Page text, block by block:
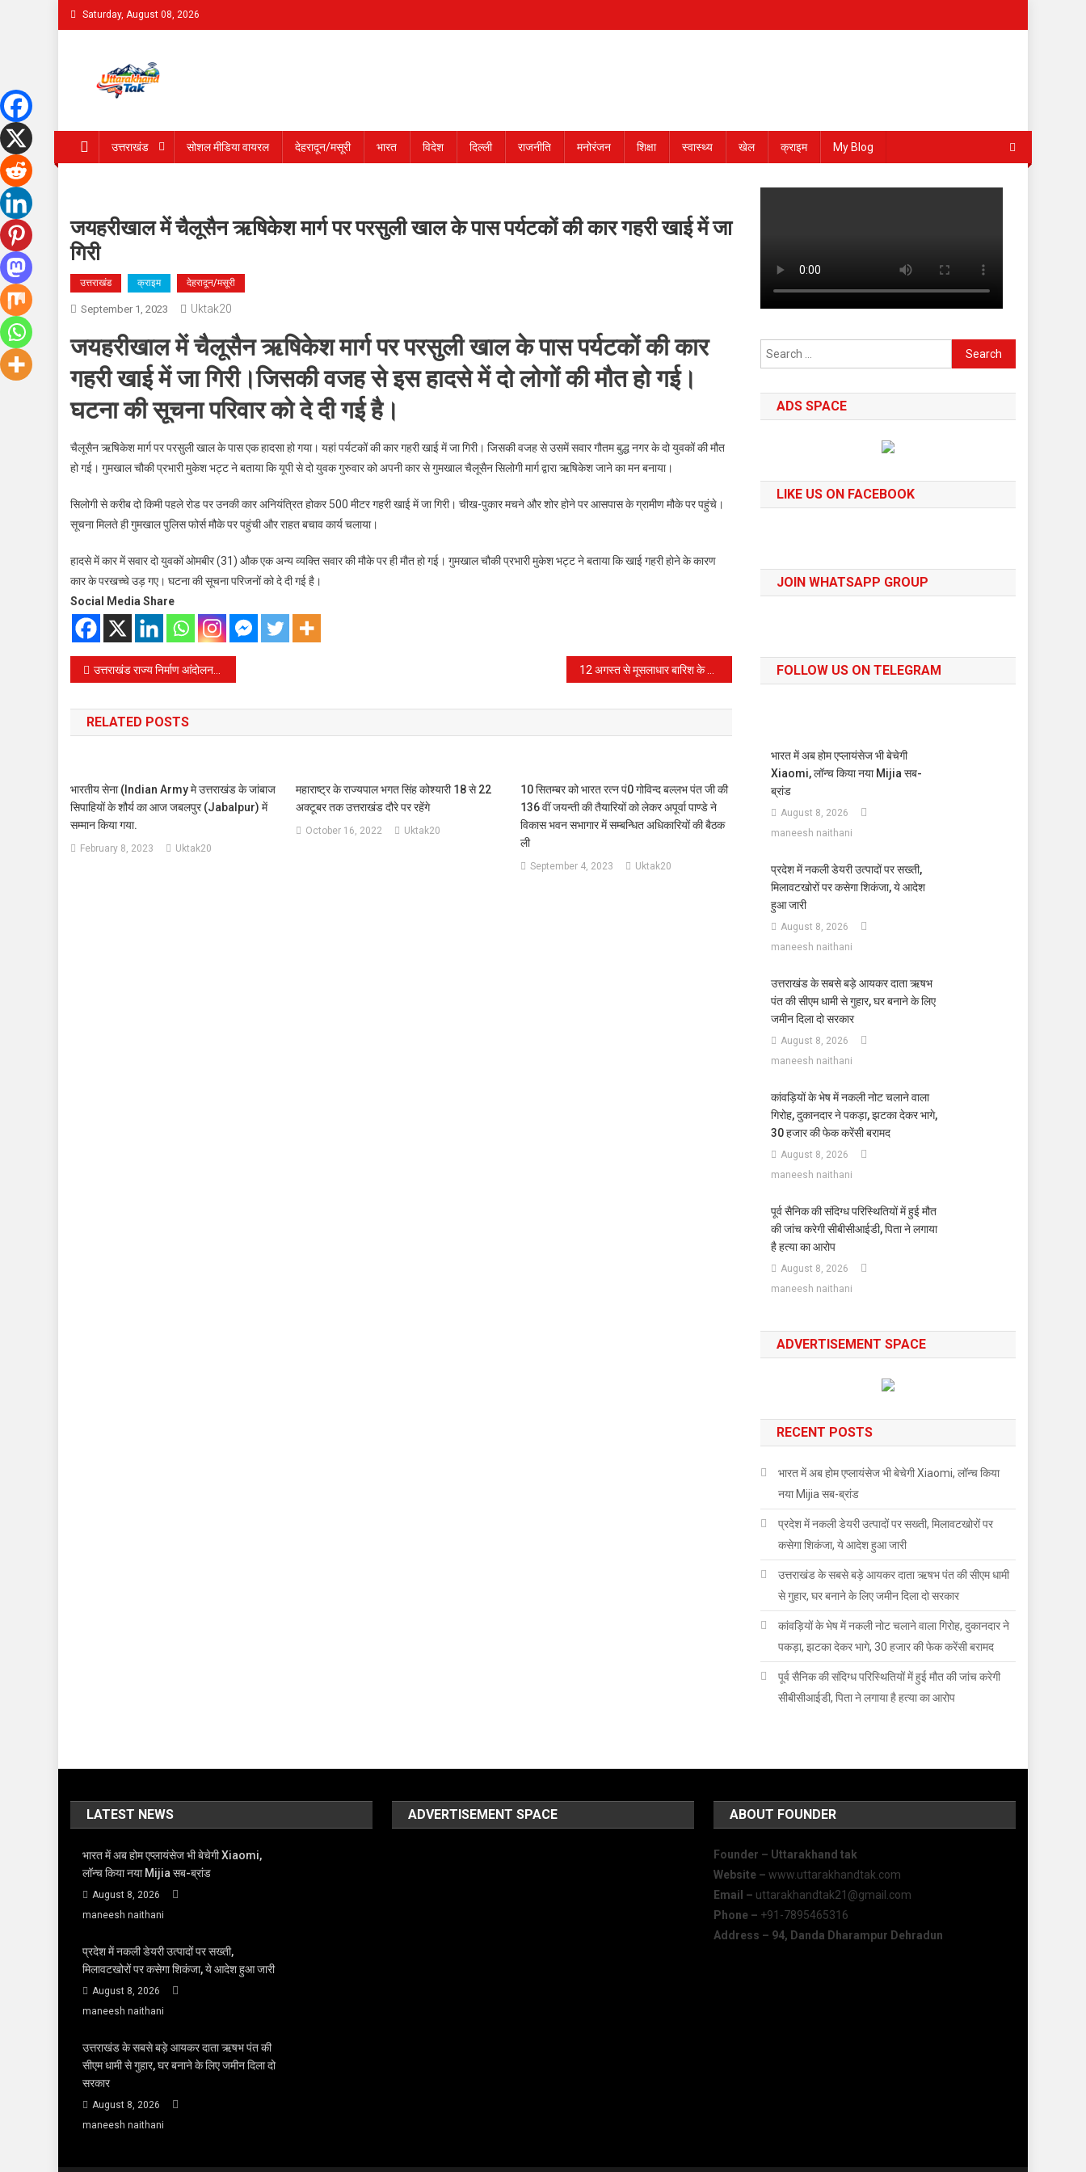
Skip
to
Saturday, August 08, 2026
उत्तराखंड सोशल मीडिया वायरल देहरादून/मसूरी भारत विदेश दिल्ली राजनीति मनोरंजन शिक्षा स्वास्थ्य खेल क्राइम My Blog
जयहरीखाल में चैलूसैन ऋषिकेश मार्ग पर परसुली खाल के पास पर्यटकों की कार गहरी खाई में जा
गिरी
उत्तराखंड क्राइम देहरादून/मसूरी
September 1, 2023 Uktak20
जयहरीखाल में चैलूसैन ऋषिकेश मार्ग पर परसुली खाल के पास पर्यटकों की कार
गहरी खाई में जा गिरी।जिसकी वजह से इस हादसे में दो लोगों की मौत हो गई।
घटना की सूचना परिवार को दे दी गई है।
चैलूसैन ऋषिकेश मार्ग पर परसुली खाल के पास एक हादसा हो गया। यहां पर्यटकों की कार गहरी खाई में जा गिरी। जिसकी वजह से उसमें सवार गौतम बुद्ध नगर के दो युवकों की मौत
हो गई। गुमखाल चौकी प्रभारी मुकेश भट्ट ने बताया कि यूपी से दो युवक गुरुवार को अपनी कार से गुमखाल चैलूसैन सिलोगी मार्ग द्वारा ऋषिकेश जाने का मन बनाया।
सिलोगी से करीब दो किमी पहले रोड पर उनकी कार अनियंत्रित होकर 500 मीटर गहरी खाई में जा गिरी। चीख-पुकार मचने और शोर होने पर आसपास के ग्रामीण मौके पर पहुंचे।
सूचना मिलते ही गुमखाल पुलिस फोर्स मौके पर पहुंची और राहत बचाव कार्य चलाया।
हादसे में कार में सवार दो युवकों ओमबीर (31) औक एक अन्य व्यक्ति सवार की मौके पर ही मौत हो गई। गुमखाल चौकी प्रभारी मुकेश भट्ट ने बताया कि खाई गहरी होने के कारण
कार के परखच्चे उड़ गए। घटना की सूचना परिजनों को दे दी गई है।
Social Media Share
Post
navigation
उत्तराखंड राज्य निर्माण आंदोलनकारियों व उनके आश्रितों को सरकारी नौकरियों में 10 प्रतिशत क्षैतिज आरक्षण
RELATED POSTS
भारतीय सेना (Indian Army मे उत्तराखंड के जांबाज
सिपाहियों के शौर्य का आज जबलपुर (Jabalpur) में
सम्मान किया गया.
February 8, 2023 Uktak20
महाराष्ट्र के राज्यपाल भगत सिंह कोश्यारी 18 से 22
अक्टूबर तक उत्तराखंड दौरे पर रहेंगे
October 16, 2022 Uktak20
10 सितम्बर को भारत रत्न पं0 गोविन्द बल्लभ पंत जी की
136 वीं जयन्ती की तैयारियों को लेकर अपूर्वा पाण्डे ने
विकास भवन सभागार में सम्बन्धित अधिकारियों की बैठक
ली
September 4, 2023 Uktak20
Search
for:
ADS SPACE
LIKE US ON FACEBOOK
JOIN WHATSAPP GROUP
FOLLOW US ON TELEGRAM
भारत में अब होम एप्लायंसेज भी बेचेगी
Xiaomi, लॉन्च किया नया Mijia सब-
ब्रांड
August 8, 2026
maneesh naithani
प्रदेश में नकली डेयरी उत्पादों पर सख्ती,
मिलावटखोरों पर कसेगा शिकंजा, ये आदेश
हुआ जारी
August 8, 2026
maneesh naithani
उत्तराखंड के सबसे बड़े आयकर दाता ऋषभ
पंत की सीएम धामी से गुहार, घर बनाने के लिए
जमीन दिला दो सरकार
August 8, 2026
maneesh naithani
कांवड़ियों के भेष में नकली नोट चलाने वाला
गिरोह, दुकानदार ने पकड़ा, झटका देकर भागे,
30 हजार की फेक करेंसी बरामद
August 8, 2026
maneesh naithani
पूर्व सैनिक की संदिग्ध परिस्थितियों में हुई मौत
की जांच करेगी सीबीसीआईडी, पिता ने लगाया
है हत्या का आरोप
August 8, 2026
maneesh naithani
ADVERTISEMENT SPACE
RECENT POSTS
भारत में अब होम एप्लायंसेज भी बेचेगी Xiaomi, लॉन्च किया
नया Mijia सब-ब्रांड
प्रदेश में नकली डेयरी उत्पादों पर सख्ती, मिलावटखोरों पर
कसेगा शिकंजा, ये आदेश हुआ जारी
उत्तराखंड के सबसे बड़े आयकर दाता ऋषभ पंत की सीएम धामी
से गुहार, घर बनाने के लिए जमीन दिला दो सरकार
कांवड़ियों के भेष में नकली नोट चलाने वाला गिरोह, दुकानदार ने
पकड़ा, झटका देकर भागे, 30 हजार की फेक करेंसी बरामद
पूर्व सैनिक की संदिग्ध परिस्थितियों में हुई मौत की जांच करेगी
सीबीसीआईडी, पिता ने लगाया है हत्या का आरोप
LATEST NEWS
भारत में अब होम एप्लायंसेज भी बेचेगी Xiaomi,
लॉन्च किया नया Mijia सब-ब्रांड
August 8, 2026
maneesh naithani
प्रदेश में नकली डेयरी उत्पादों पर सख्ती,
मिलावटखोरों पर कसेगा शिकंजा, ये आदेश हुआ जारी
August 8, 2026
maneesh naithani
उत्तराखंड के सबसे बड़े आयकर दाता ऋषभ पंत की
सीएम धामी से गुहार, घर बनाने के लिए जमीन दिला दो
सरकार
August 8, 2026
maneesh naithani
ADVERTISEMENT SPACE ABOUT FOUNDER
Founder – Uttarakhand tak
Website – www.uttarakhandtak.com
Email – uttarakhandtak21@gmail.com
Phone – +91-7895465316
Address – 94, Danda Dharampur Dehradun